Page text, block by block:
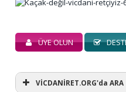
ÜYE OLUN
VİCDANİRET.ORG'da ARA